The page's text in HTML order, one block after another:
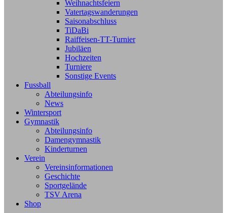
Weihnachtsfeiern
Vatertagswanderungen
Saisonabschluss
TiDaBi
Raiffeisen-TT-Turnier
Jubiläen
Hochzeiten
Turniere
Sonstige Events
Fussball
Abteilungsinfo
News
Wintersport
Gymnastik
Abteilungsinfo
Damengymnastik
Kinderturnen
Verein
Vereinsinformationen
Geschichte
Sportgelände
TSV Arena
Shop